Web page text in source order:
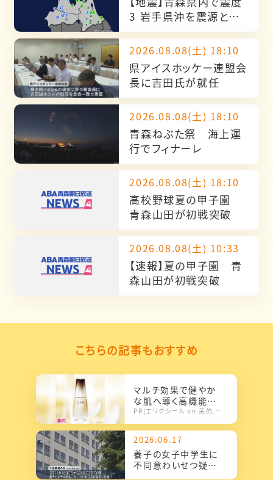
3 岩手県沖を震源とす
る最大震度4の地震が発
生 津波の心配なし
2026.08.08(土) 18:10
県アイスホッケー連盟会
長に吉田氏が就任
2026.08.08(土) 18:10
青森ねぶた祭 海上運
行でフィナーレ
2026.08.08(土) 18:10
高校野球夏の甲子園
青森山田が初戦突破
2026.08.08(土) 10:33
【速報】夏の甲子園 青
森山田が初戦突破
こちらの記事もおすすめ
マルチ効果で健やか
な肌へ導く高機能美
容液
PR(エリクシール on 美的.com)
2026.06.17
養子の女子中学生に
不同意わいせつ疑